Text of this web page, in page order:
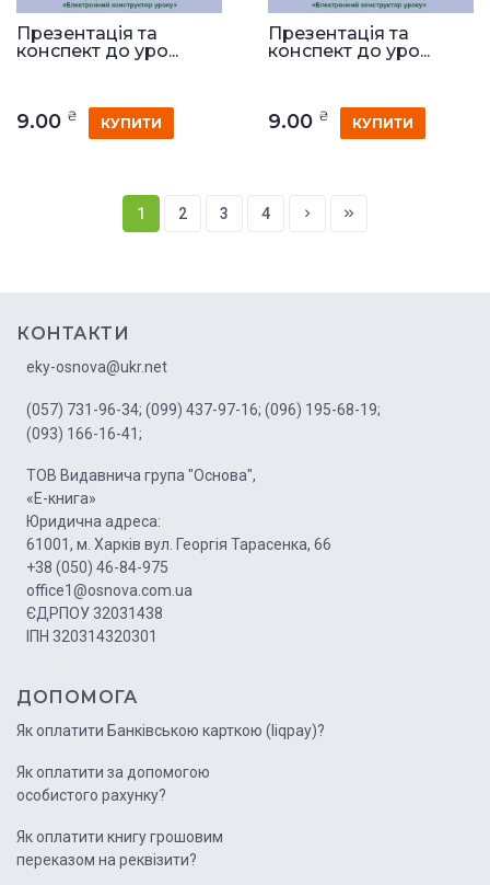
Презентація та
конспект до уро...
9.00 ₴ КУПИТИ
Презентація та
конспект до уро...
9.00 ₴ КУПИТИ
1 2 3 4
КОНТАКТИ
eky-osnova@ukr.net
(057) 731-96-34; (099) 437-97-16; (096) 195-68-19;
(093) 166-16-41;
ТОВ Видавнича група "Основа",
«Е-книга»
Юридична адреса:
61001, м. Харків вул. Георгія Тарасенка, 66
+38 (050) 46-84-975
office1@osnova.com.ua
ЄДРПОУ 32031438
ІПН 320314320301
ДОПОМОГА
Як оплатити Банківською карткою (liqpay)?
Як оплатити за допомогою
особистого рахунку?
Як оплатити книгу грошовим
переказом на реквізити?